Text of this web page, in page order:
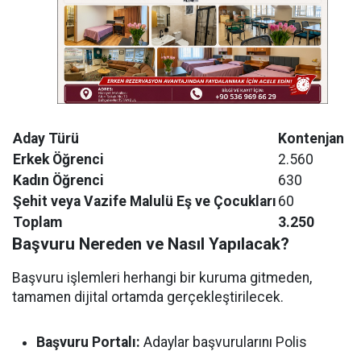
Aday Türü
Kontenjan
Erkek Öğrenci
2.560
Kadın Öğrenci
630
Şehit veya Vazife Malulü Eş ve Çocukları 60
Toplam
3.250
Başvuru Nereden ve Nasıl Yapılacak?
Başvuru işlemleri herhangi bir kuruma gitmeden,
tamamen dijital ortamda gerçekleştirilecek.
Başvuru Portalı: Adaylar başvurularını Polis